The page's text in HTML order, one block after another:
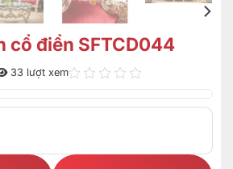
cổ điển SFTCD044
33 lượt xem